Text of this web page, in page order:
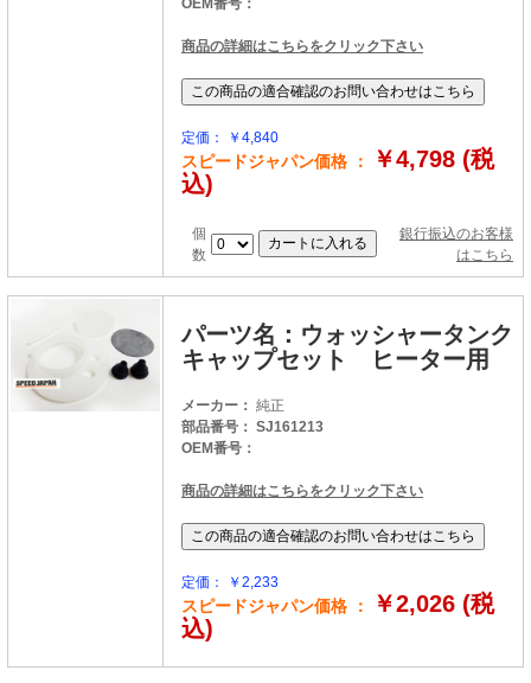
OEM番号：
商品の詳細はこちらをクリック下さい
定価： ￥4,840
スピードジャパン価格 ：
￥4,798 (税
込)
個
数
銀行振込のお客様
はこちら
パーツ名：ウォッシャータンク
キャップセット ヒーター用
メーカー： 純正
部品番号： SJ161213
OEM番号：
商品の詳細はこちらをクリック下さい
定価： ￥2,233
スピードジャパン価格 ：
￥2,026 (税
込)